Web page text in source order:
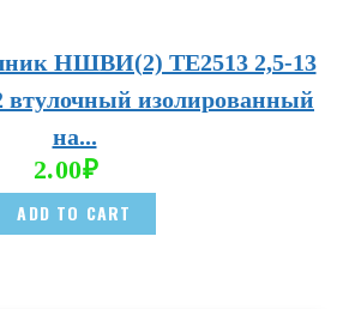
НШВИ(2) TE2513 2,5-13
изолированный
на...
2.00₽
ADD TO CART